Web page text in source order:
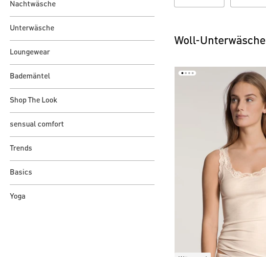
Nachtwäsche
Unterwäsche
Loungewear
Bademäntel
Shop The Look
sensual comfort
Trends
Basics
Yoga
Woll-Unterwäsche